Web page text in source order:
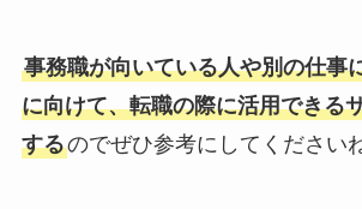
事務職が向いている人や別の仕事
に向けて、転職の際に活用できる
するのでぜひ参考にしてください